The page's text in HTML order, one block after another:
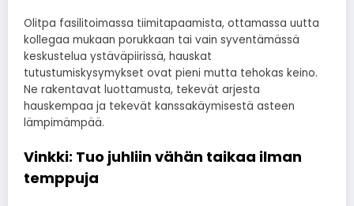
Olitpa fasilitoimassa tiimitapaamista, ottamassa uutta
kollegaa mukaan porukkaan tai vain syventämässä
keskustelua ystäväpiirissä, hauskat
tutustumiskysymykset ovat pieni mutta tehokas keino.
Ne rakentavat luottamusta, tekevät arjesta
hauskempaa ja tekevät kanssakäymisestä asteen
lämpimämpää.
Vinkki: Tuo juhliin vähän taikaa ilman
temppuja